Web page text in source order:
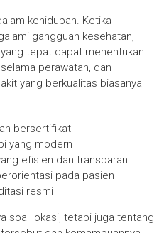
kehidupan. Ketika
gangguan kesehatan,
tepat dapat menentukan
perawatan, dan
yang berkualitas biasanya
bersertifikat
yang modern
efisien dan transparan
pada pasien
resmi
soal lokasi, tetapi juga tentang